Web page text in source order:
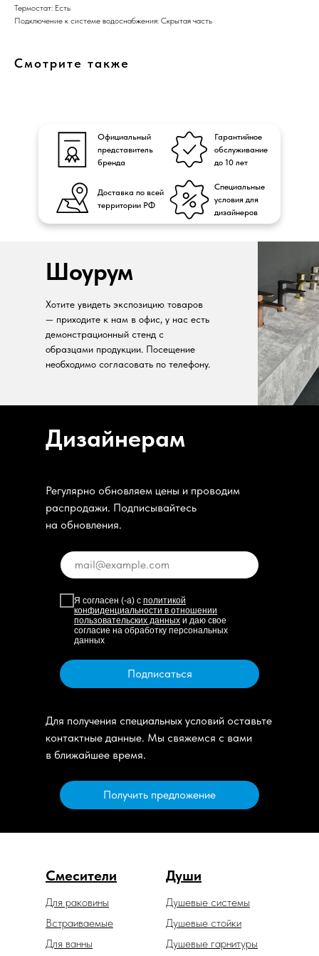
Термостат: Есть
Подключение к системе водоснабжения: Скрытая часть
Смотрите также
Официальный
представитель
бренда
Доставка по всей
территории РФ
Гарантийное
обслуживание
до 10 лет
Специальные
условия для
дизайнеров
Шоурум
Хотите увидеть экспозицию товаров
— приходите к нам в офис, у нас есть
демонстрационный стенд с
образцами продукции. Посещение
необходимо согласовать по телефону.
Дизайнерам
Регулярно обновляем цены и проводим
распродажи. Подписывайтесь
на обновления.
Я согласен (-а) с политикой
конфиденциальности в отношении
пользовательских данных и даю свое
согласие на обработку персональных
данных
Подписаться
Для получения специальных условий оставьте
контактные данные. Мы свяжемся с вами
в ближайшее время.
Получить предложение
Смесители Души
Душевые гарнитуры
Душевые системы
Встраиваемые
Для ванны
Для раковины
Душевые стойки